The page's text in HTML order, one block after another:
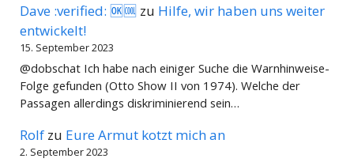
Dave :verified: 🆗🆒 zu Hilfe, wir haben uns weiter
entwickelt!
15. September 2023
@dobschat Ich habe nach einiger Suche die Warnhinweise-
Folge gefunden (Otto Show II von 1974). Welche der
Passagen allerdings diskriminierend sein…
Rolf zu Eure Armut kotzt mich an
2. September 2023